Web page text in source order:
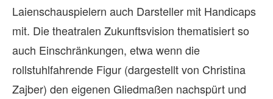
Laienschauspielern auch Darsteller mit Handicaps
mit. Die theatralen Zukunftsvision thematisiert so
auch Einschränkungen, etwa wenn die
rollstuhlfahrende Figur (dargestellt von Christina
Zajber) den eigenen Gliedmaßen nachspürt und